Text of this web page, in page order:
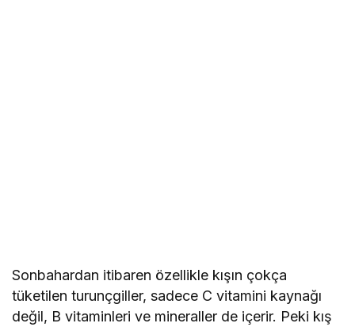
Sonbahardan itibaren özellikle kışın çokça
tüketilen turunçgiller, sadece C vitamini kaynağı
değil, B vitaminleri ve mineraller de içerir. Peki kış